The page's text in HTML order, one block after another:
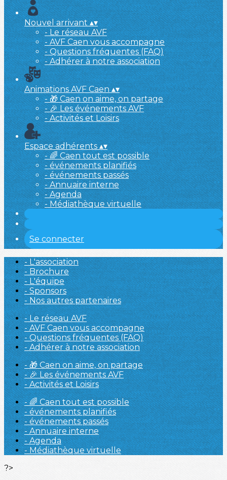
Nouvel arrivant▴▾
- Le réseau AVF
- AVF Caen vous accompagne
- Questions fréquentes (FAQ)
- Adhérer à notre association
Animations AVF Caen▴▾
- 🎁 Caen on aime, on partage
- 🎉 Les événements AVF
- Activités et Loisirs
Espace adhérents▴▾
- 🌈 Caen tout est possible
- événements planifiés
- événements passés
- Annuaire interne
- Agenda
- Médiathèque virtuelle
Se connecter
- L'association
- Brochure
- L'équipe
- Sponsors
- Nos autres partenaires
- Le réseau AVF
- AVF Caen vous accompagne
- Questions fréquentes (FAQ)
- Adhérer à notre association
- 🎁 Caen on aime, on partage
- 🎉 Les événements AVF
- Activités et Loisirs
- 🌈 Caen tout est possible
- événements planifiés
- événements passés
- Annuaire interne
- Agenda
- Médiathèque virtuelle
?>